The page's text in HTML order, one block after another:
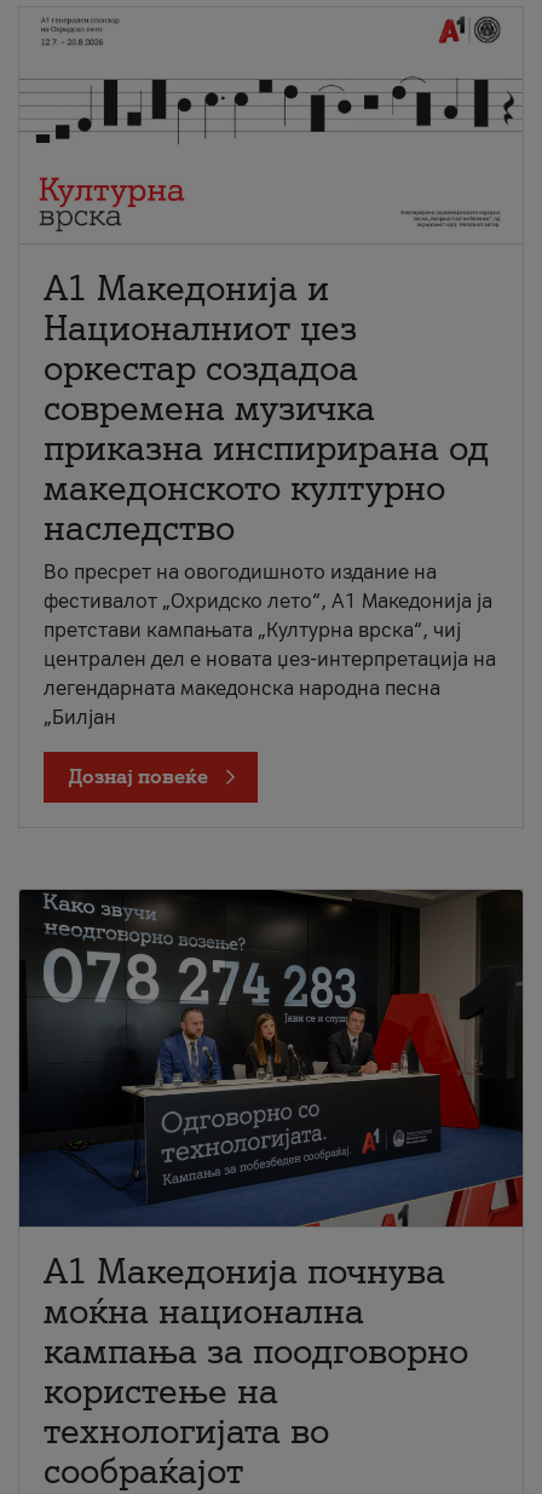
А1 Македонија и
Националниот џез
оркестар создадоа
современа музичка
приказна инспирирана од
македонското културно
наследство
Во пресрет на овогодишното издание на
фестивалот „Охридско лето“, А1 Македонија ја
претстави кампањата „Културна врска“, чиј
централен дел е новата џез-интерпретација на
легендарната македонска народна песна
„Билјан
Дознај повеќе
A1 Македонија почнува
моќна национална
кампања за поодговорно
користење на
технологијата во
сообраќајот